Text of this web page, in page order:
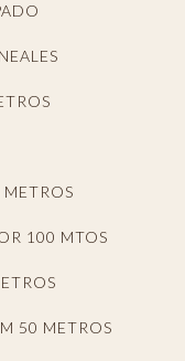
100 MTOS
50 METROS